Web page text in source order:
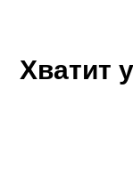
Хватит